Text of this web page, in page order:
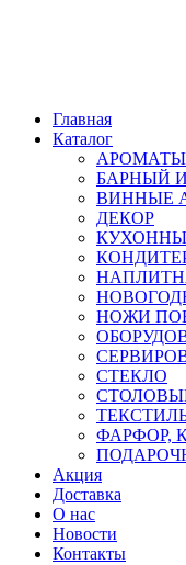
Главная
Каталог
БАРНЫЙ
ВИННЫЕ
ДЕКОР
НОЖИ
СТЕКЛО
ФАРФОР,
Акция
Доставка
О нас
Новости
Контакты